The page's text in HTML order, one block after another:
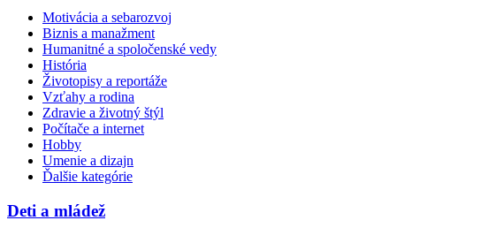
Motivácia a sebarozvoj
Biznis a manažment
Humanitné a spoločenské vedy
História
Životopisy a reportáže
Vzťahy a rodina
Zdravie a životný štýl
Počítače a internet
Hobby
Umenie a dizajn
Ďalšie kategórie
Deti a mládež